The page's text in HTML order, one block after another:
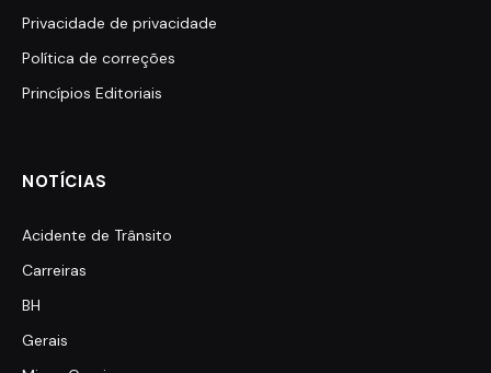
Privacidade de privacidade
Política de correções
Princípios Editoriais
NOTÍCIAS
Acidente de Trânsito
Carreiras
BH
Gerais